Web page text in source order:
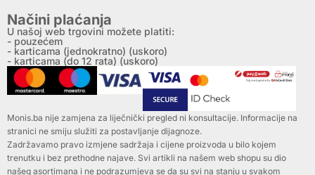
Načini plaćanja
U našoj web trgovini možete platiti:
- pouzećem
- karticama (jednokratno) (uskoro)
- karticama (do 12 rata) (uskoro)
Monis.ba nije zamjena za liječnički pregled ni konsultacije. Informacije na
stranici ne smiju služiti za postavljanje dijagnoze.
Zadržavamo pravo izmjene sadržaja i cijene proizvoda u bilo kojem
trenutku i bez prethodne najave. Svi artikli na našem web shopu su dio
našeg asortimana i ne podrazumjeva se da su svi na stanju u svakom